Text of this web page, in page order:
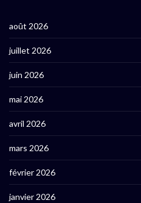
août 2026
juillet 2026
juin 2026
mai 2026
avril 2026
mars 2026
février 2026
janvier 2026